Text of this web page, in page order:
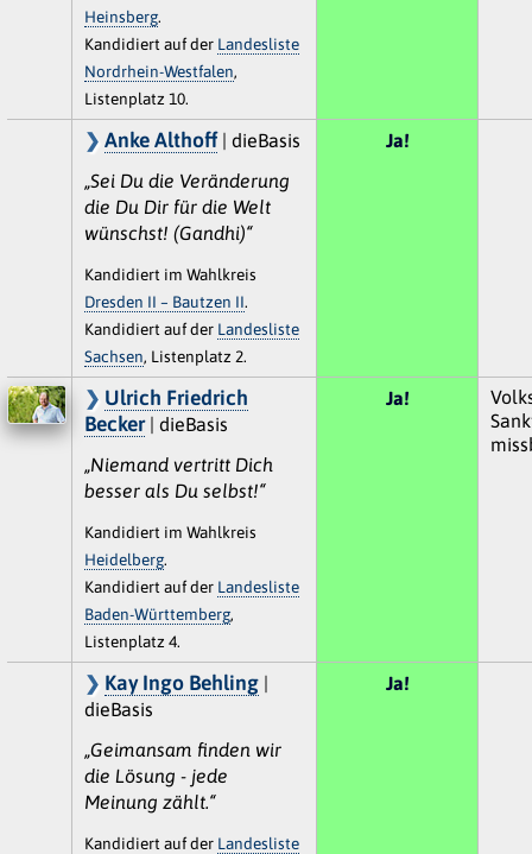
Heinsberg.
Kandidiert auf der Landesliste
Nordrhein-Westfalen,
Listenplatz 10.
Anke Althoff| dieBasis
„Sei Du die Veränderung
die Du Dir für die Welt
wünschst! (Gandhi)“
Kandidiert im Wahlkreis
Dresden II – Bautzen II.
Kandidiert auf der Landesliste
Sachsen, Listenplatz 2.
Ja!
Ulrich Friedrich
Becker| dieBasis
„Niemand vertritt Dich
besser als Du selbst!“
Kandidiert im Wahlkreis
Heidelberg.
Kandidiert auf der Landesliste
Baden-Württemberg,
Listenplatz 4.
Ja!
Kay Ingo Behling|
dieBasis
„Geimansam finden wir
die Lösung - jede
Meinung zählt.“
Kandidiert auf der Landesliste
Ja!